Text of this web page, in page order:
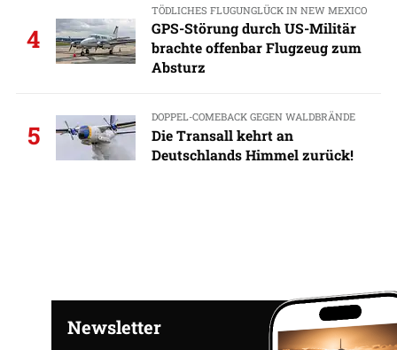
4
TÖDLICHES FLUGUNGLÜCK IN NEW MEXICO
GPS-Störung durch US-Militär
brachte offenbar Flugzeug zum
Absturz
5
DOPPEL-COMEBACK GEGEN WALDBRÄNDE
Die Transall kehrt an
Deutschlands Himmel zurück!
Newsletter